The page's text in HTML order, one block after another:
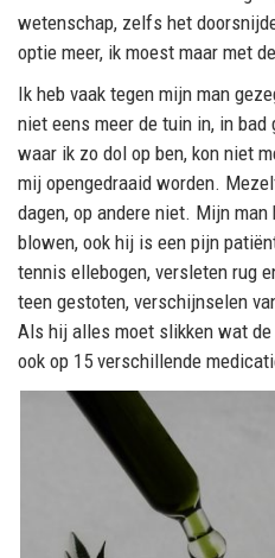
wetenschap, zelfs het
optie meer, ik moest maar met
Ik heb vaak tegen mijn man
niet eens meer de tuin in, in
waar ik zo dol op ben, kon niet
mij opengedraaid worden.
dagen, op andere niet. Mijn man
blowen, ook hij is een pijn
tennis ellebogen, versleten rug
teen gestoten, verschijnselen
Als hij alles moet slikken wat
ook op 15 verschillende